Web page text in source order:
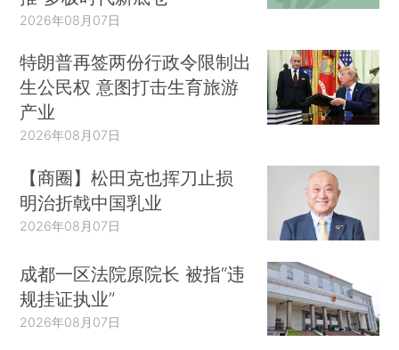
2026年08月07日
特朗普再签两份行政令限制出
生公民权 意图打击生育旅游
产业
2026年08月07日
【商圈】松田克也挥刀止损
明治折戟中国乳业
2026年08月07日
成都一区法院原院长 被指“违
规挂证执业”
2026年08月07日